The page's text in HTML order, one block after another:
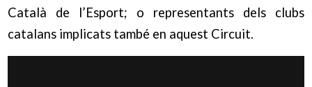
Català de l’Esport; o representants dels clubs
catalans implicats també en aquest Circuit.